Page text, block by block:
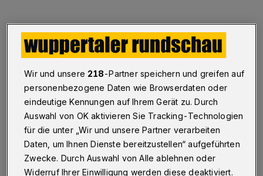
Corona-ServiceCenter am Feier-
und Sonntag erreichbar
Wuppertal· Das ServiceCenter der Stadt Wuppertal ist
ab sofort für Fragen rund um das Thema Corona auch
am Feier- und Sonntag erreichbar.
Wir und unsere 218-Partner speichern und greifen auf
personenbezogene Daten wie Browserdaten oder
eindeutige Kennungen auf Ihrem Gerät zu. Durch
Auswahl von OK aktivieren Sie Tracking-Technologien
für die unter „Wir und unsere Partner verarbeiten
Daten, um Ihnen Dienste bereitzustellen“ aufgeführten
Zwecke. Durch Auswahl von Alle ablehnen oder
Widerruf Ihrer Einwilligung werden diese deaktiviert.